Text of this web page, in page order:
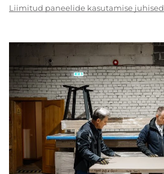
Liimitud paneelide kasutamise juhised